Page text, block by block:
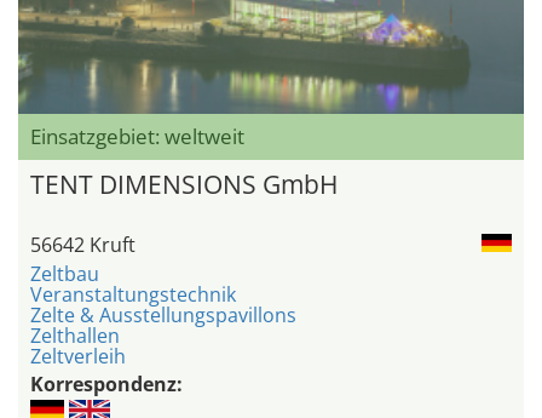
Einsatzgebiet: weltweit
TENT DIMENSIONS GmbH
56642 Kruft
Zeltbau
Veranstaltungstechnik
Zelte & Ausstellungspavillons
Zelthallen
Zeltverleih
Korrespondenz: